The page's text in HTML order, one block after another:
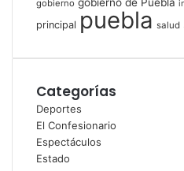
gobierno
principal puebla salud
Categorías
Deportes
El Confesionario
Espectáculos
Estado